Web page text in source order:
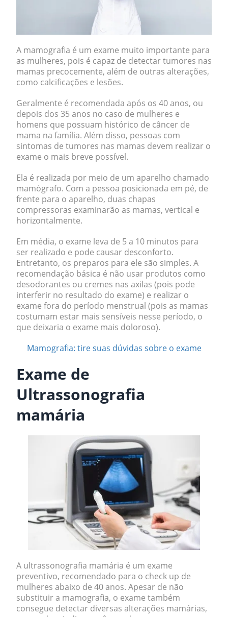
A mamografia é um exame muito importante para
as mulheres, pois é capaz de detectar tumores nas
mamas precocemente, além de outras alterações,
como calcificações e lesões.
Geralmente é recomendada após os 40 anos, ou
depois dos 35 anos no caso de mulheres e
homens que possuam histórico de câncer de
mama na família. Além disso, pessoas com
sintomas de tumores nas mamas devem realizar o
exame o mais breve possível.
Ela é realizada por meio de um aparelho chamado
mamógrafo. Com a pessoa posicionada em pé, de
frente para o aparelho, duas chapas
compressoras examinarão as mamas, vertical e
horizontalmente.
Em média, o exame leva de 5 a 10 minutos para
ser realizado e pode causar desconforto.
Entretanto, os preparos para ele são simples. A
recomendação básica é não usar produtos como
desodorantes ou cremes nas axilas (pois pode
interferir no resultado do exame) e realizar o
exame fora do período menstrual (pois as mamas
costumam estar mais sensíveis nesse período, o
que deixaria o exame mais doloroso).
Mamografia: tire suas dúvidas sobre o exame
Exame de
Ultrassonografia
mamária
A ultrassonografia mamária é um exame
preventivo, recomendado para o check up de
mulheres abaixo de 40 anos. Apesar de não
substituir a mamografia, o exame também
consegue detectar diversas alterações mamárias,